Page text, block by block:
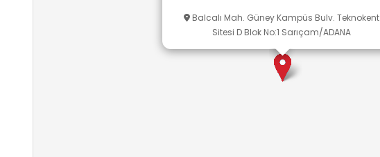
Balcalı Mah. Güney Kampüs Bulv. Teknokent
Sitesi D Blok No:1 Sarıçam/ADANA